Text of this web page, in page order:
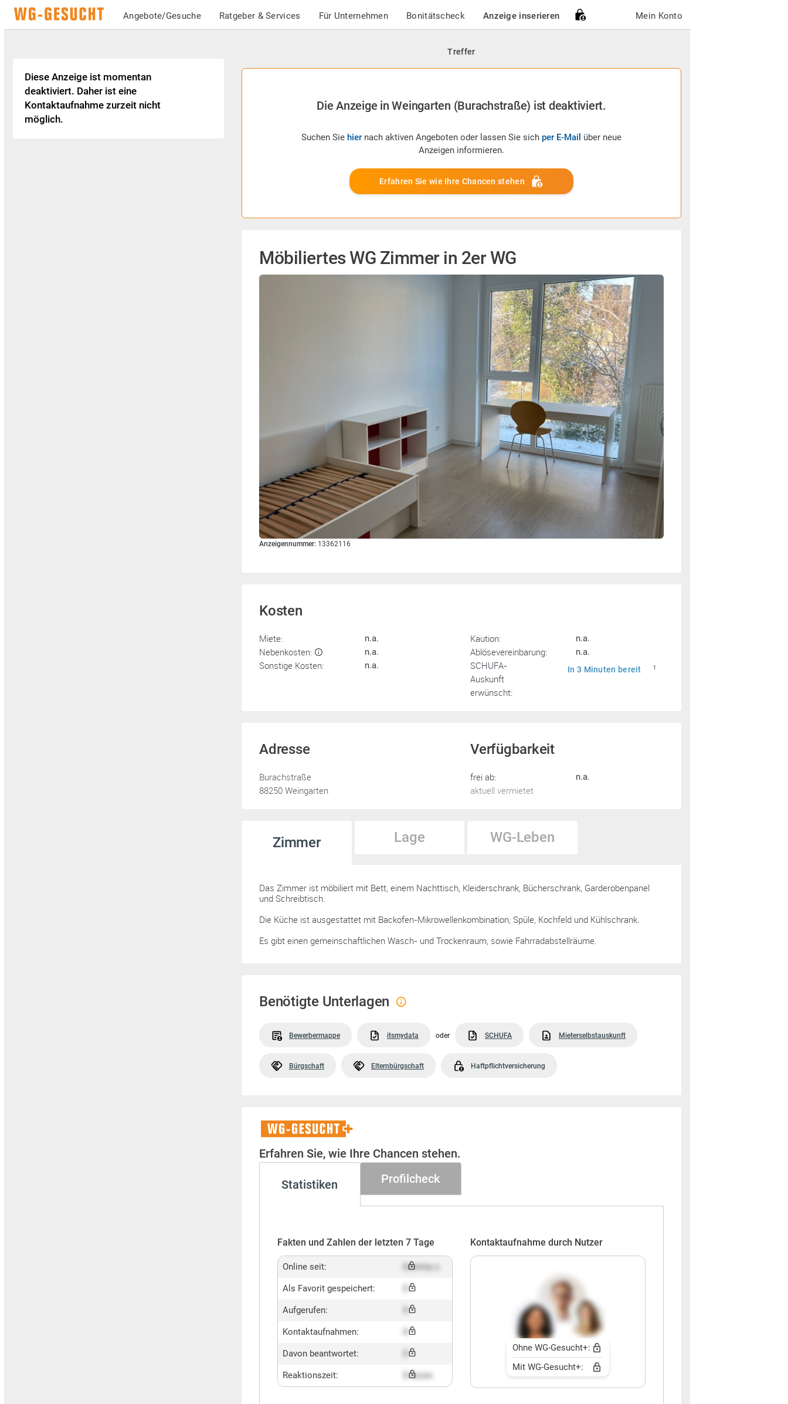
Angebote/Gesuche Ratgeber & Services Für Unternehmen Bonitätscheck Anzeige inserieren Mein Konto
Treffer
Die Anzeige in Weingarten (Burachstraße) ist deaktiviert.
Suchen Sie hier nach aktiven Angeboten oder lassen Sie sich per E-Mail über neue
Anzeigen informieren.
Erfahren Sie wie Ihre Chancen stehen
Möbiliertes WG Zimmer in 2er WG
Anzeigennummer: 13362116
Kosten
Miete: n.a.
Nebenkosten: n.a.
Sonstige Kosten: n.a.
Kaution: n.a.
Ablösevereinbarung: n.a.
SCHUFA-
Auskunft
erwünscht:
In 3 Minuten bereit 1
Adresse
Burachstraße
88250 Weingarten
Verfügbarkeit
frei ab: n.a.
aktuell vermietet
Zimmer Lage WG-Leben
Das Zimmer ist möbiliert mit Bett, einem Nachttisch, Kleiderschrank, Bücherschrank, Garderobenpanel
und Schreibtisch.
Die Küche ist ausgestattet mit Backofen-Mikrowellenkombination, Spüle, Kochfeld und Kühlschrank.
Es gibt einen gemeinschaftlichen Wasch- und Trockenraum, sowie Fahrradabstellräume.
Benötigte Unterlagen
Bewerbermappe itsmydata oder SCHUFA Mieterselbstauskunft
Bürgschaft Elternbürgschaft Haftpflichtversicherung
WG-
Gesucht+
Erfahren Sie, wie Ihre Chancen stehen.
Statistiken Profilcheck
Fakten und Zahlen der letzten 7 Tage
Online seit: Dummy x
Als Favorit gespeichert:
Aufgerufen:
Kontaktaufnahmen:
Davon beantwortet:
Reaktionszeit: X hours
Kontaktaufnahme durch Nutzer
Ohne WG-Gesucht+:
Mit WG-Gesucht+:
Diese Anzeige ist momentan
deaktiviert. Daher ist eine
Kontaktaufnahme zurzeit nicht
möglich.